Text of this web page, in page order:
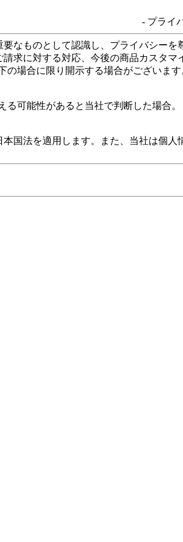
- プライ
なものとして認識し、プライバシー
求に対する対応、今後の商品カスタ
場合に限り開示する場合がございます
る可能性があると当社で判断した場合。
国法を適用します。また、当社は個